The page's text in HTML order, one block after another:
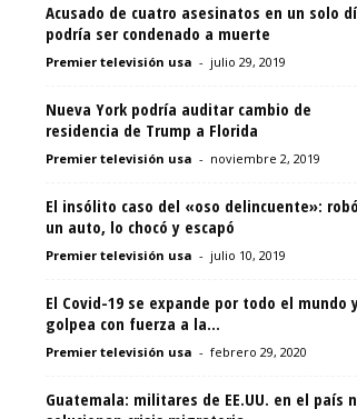
Acusado de cuatro asesinatos en un solo
podría ser condenado a muerte
Premier televisión usa - julio 29, 2019
Nueva York podría auditar cambio de
residencia de Trump a Florida
Premier televisión usa - noviembre 2, 2019
El insólito caso del «oso delincuente»: robó
un auto, lo chocó y escapó
Premier televisión usa - julio 10, 2019
El Covid-19 se expande por todo el mundo
golpea con fuerza a la...
Premier televisión usa - febrero 29, 2020
Guatemala: militares de EE.UU. en el país